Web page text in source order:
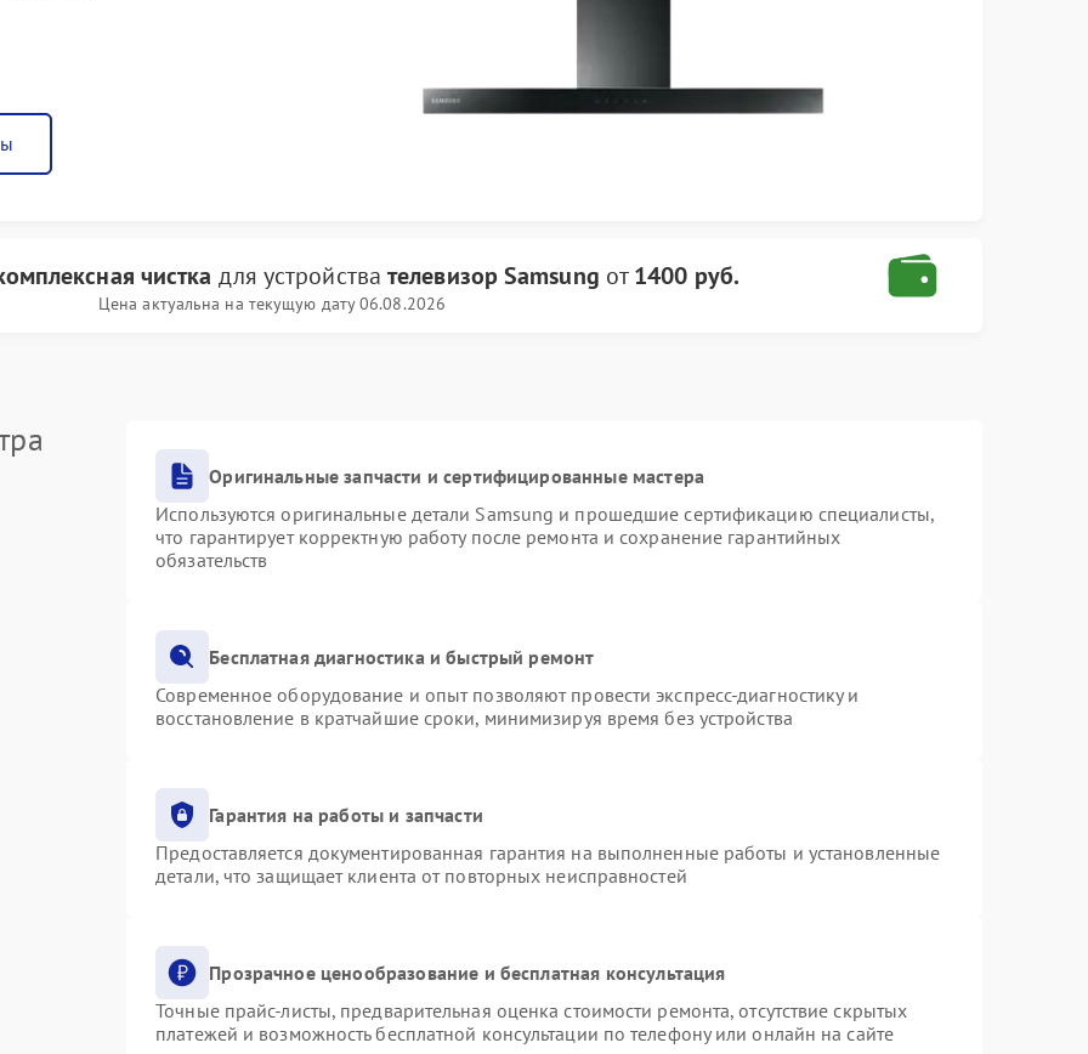
чистка для устройствателевизор Samsung от1400 руб.
Цена актуальна на текущую дату 06.08.2026
Оригинальные запчасти и сертифицированные мастера
Используются оригинальные детали Samsung и прошедшие сертификацию специалисты,
что гарантирует корректную работу после ремонта и сохранение гарантийных
обязательств
Бесплатная диагностика и быстрый ремонт
Современное оборудование и опыт позволяют провести экспресс-диагностику и
восстановление в кратчайшие сроки, минимизируя время без устройства
Гарантия на работы и запчасти
Предоставляется документированная гарантия на выполненные работы и установленные
детали, что защищает клиента от повторных неисправностей
Прозрачное ценообразование и бесплатная консультация
Точные прайс-листы, предварительная оценка стоимости ремонта, отсутствие скрытых
платежей и возможность бесплатной консультации по телефону или онлайн на сайте